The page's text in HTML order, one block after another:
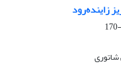
زاینده‌رود